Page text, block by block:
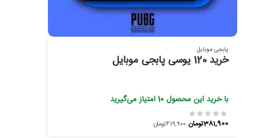
پابجی موبایل
خرید 120 یوسی پابجی موبایل
با خرید این محصول10امتیاز می‌گیرید
419,900تومان 381,900تومان